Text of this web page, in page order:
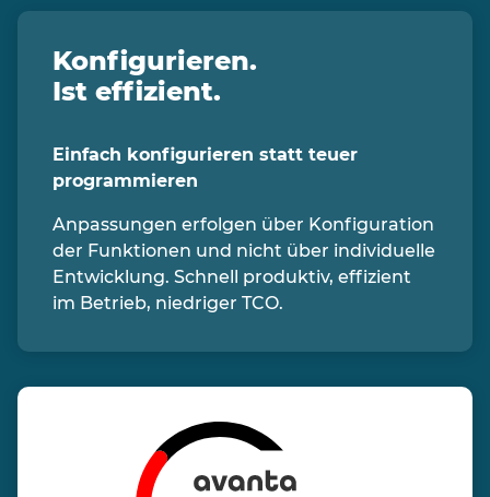
Konfigurieren.
Ist effizient.
Einfach konfigurieren statt teuer
programmieren
Anpassungen erfolgen über Konfiguration
der Funktionen und nicht über individuelle
Entwicklung. Schnell produktiv, effizient
im Betrieb, niedriger TCO.